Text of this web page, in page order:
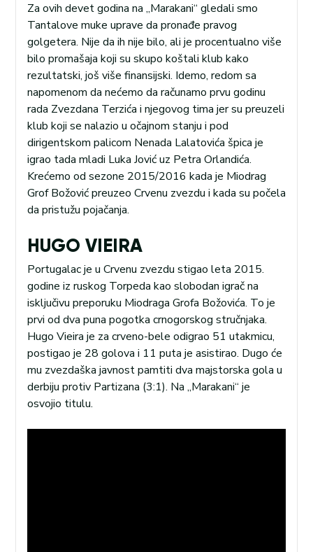
Za ovih devet godina na „Marakani“ gledali smo
Tantalove muke uprave da pronađe pravog
golgetera. Nije da ih nije bilo, ali je procentualno više
bilo promašaja koji su skupo koštali klub kako
rezultatski, još više finansijski. Idemo, redom sa
napomenom da nećemo da računamo prvu godinu
rada Zvezdana Terzića i njegovog tima jer su preuzeli
klub koji se nalazio u očajnom stanju i pod
dirigentskom palicom Nenada Lalatovića špica je
igrao tada mladi Luka Jović uz Petra Orlandića.
Krećemo od sezone 2015/2016 kada je Miodrag
Grof Božović preuzeo Crvenu zvezdu i kada su počela
da pristužu pojačanja.
HUGO VIEIRA
Portugalac je u Crvenu zvezdu stigao leta 2015.
godine iz ruskog Torpeda kao slobodan igrač na
isključivu preporuku Miodraga Grofa Božovića. To je
prvi od dva puna pogotka crnogorskog stručnjaka.
Hugo Vieira je za crveno-bele odigrao 51 utakmicu,
postigao je 28 golova i 11 puta je asistirao. Dugo će
mu zvezdaška javnost pamtiti dva majstorska gola u
derbiju protiv Partizana (3:1). Na „Marakani“ je
osvojio titulu.